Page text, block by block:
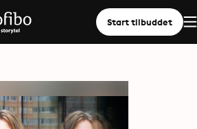
Start tilbuddet